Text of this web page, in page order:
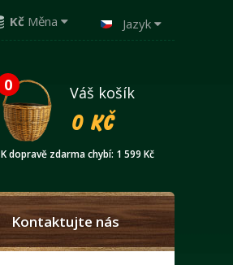
Kč Měna Jazyk
0
Váš košík
0 Kč
K dopravě zdarma chybí: 1 599 Kč
Kontaktujte nás